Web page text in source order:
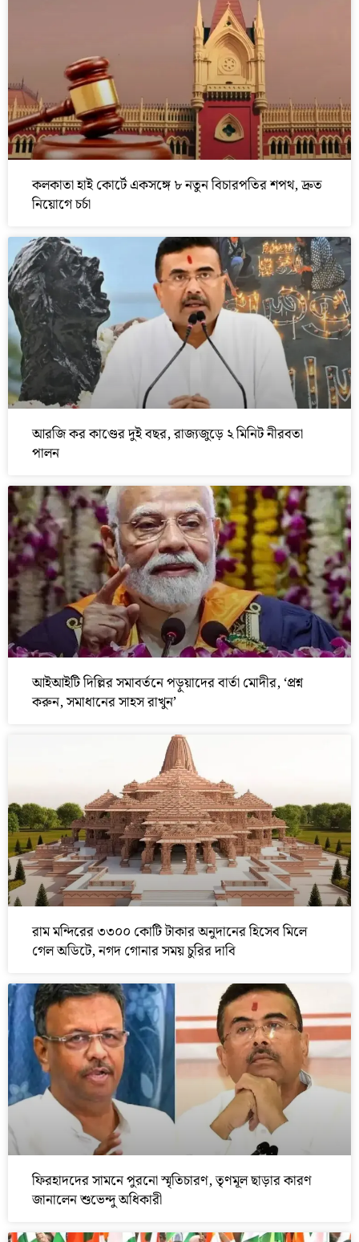
কলকাতা হাই কোর্টে একসঙ্গে ৮ নতুন বিচারপতির শপথ, দ্রুত
নিয়োগে চর্চা
আরজি কর কাণ্ডের দুই বছর, রাজ্যজুড়ে ২ মিনিট নীরবতা
পালন
আইআইটি দিল্লির সমাবর্তনে পড়ুয়াদের বার্তা মোদীর, ‘প্রশ্ন
করুন, সমাধানের সাহস রাখুন’
রাম মন্দিরের ৩৩০০ কোটি টাকার অনুদানের হিসেব মিলে
গেল অডিটে, নগদ গোনার সময় চুরির দাবি
ফিরহাদদের সামনে পুরনো স্মৃতিচারণ, তৃণমূল ছাড়ার কারণ
জানালেন শুভেন্দু অধিকারী